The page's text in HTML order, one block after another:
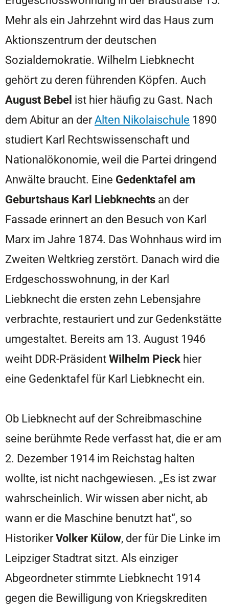
Mehr als ein Jahrzehnt wird das Haus zum
Aktionszentrum der deutschen
Sozialdemokratie. Wilhelm Liebknecht
gehört zu deren führenden Köpfen. Auch
August Bebel ist hier häufig zu Gast. Nach
dem Abitur an derAlten Nikolaischule 1890
studiert Karl Rechtswissenschaft und
Nationalökonomie, weil die Partei dringend
Anwälte braucht. Eine Gedenktafel am
Geburtshaus Karl Liebknechts an der
Fassade erinnert an den Besuch von Karl
Marx im Jahre 1874. Das Wohnhaus wird im
Zweiten Weltkrieg zerstört. Danach wird die
Erdgeschosswohnung, in der Karl
Liebknecht die ersten zehn Lebensjahre
verbrachte, restauriert und zur Gedenkstätte
umgestaltet. Bereits am 13. August 1946
weiht DDR-PräsidentWilhelm Pieck hier
eine Gedenktafel für Karl Liebknecht ein.
Ob Liebknecht auf der Schreibmaschine
seine berühmte Rede verfasst hat, die er am
2. Dezember 1914 im Reichstag halten
wollte, ist nicht nachgewiesen. „Es ist zwar
wahrscheinlich. Wir wissen aber nicht, ab
wann er die Maschine benutzt hat“, so
HistorikerVolker Külow, der für Die Linke im
Leipziger Stadtrat sitzt. Als einziger
Abgeordneter stimmte Liebknecht 1914
gegen die Bewilligung von Kriegskrediten